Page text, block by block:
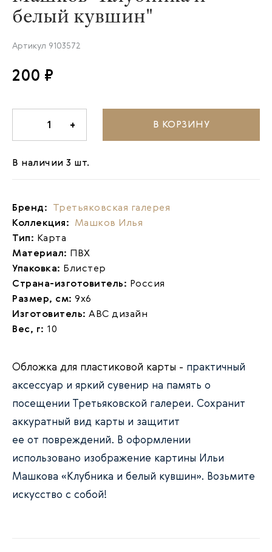
белый кувшин"
Артикул 9103572
200 ₽
1 + В КОРЗИНУ
В наличии 3 шт.
Бренд: Третьяковская галерея
Коллекция: Машков Илья
Тип: Карта
Материал: ПВХ
Упаковка: Блистер
Страна-изготовитель: Россия
Размер, см: 9х6
Изготовитель: АВС дизайн
Вес, г: 10
Обложка для пластиковой карты - практичный
аксессуар и яркий сувенир на память о
посещении Третьяковской галереи. Сохранит
аккуратный вид карты и защитит
ее от повреждений. В оформлении
использовано изображение картины Ильи
Машкова «Клубника и белый кувшин». Возьмите
искусство с собой!